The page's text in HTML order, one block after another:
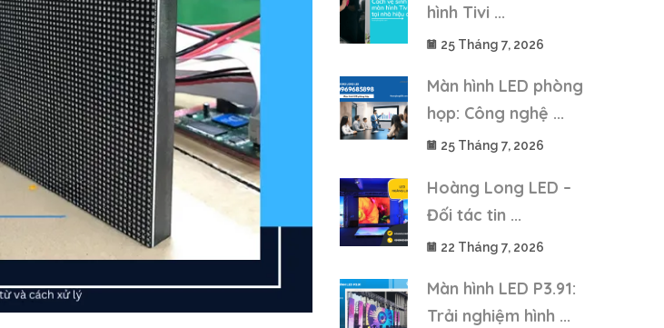
hình Tivi ...
25 Tháng 7, 2026
Màn hình LED phòng
họp: Công nghệ ...
25 Tháng 7, 2026
Hoàng Long LED –
Đối tác tin ...
22 Tháng 7, 2026
Màn hình LED P3.91:
Trải nghiệm hình ...